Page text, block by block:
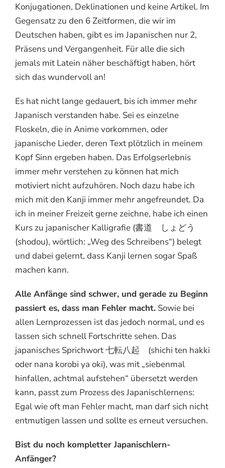
Konjugationen, Deklinationen und keine Artikel. Im
Gegensatz zu den 6 Zeitformen, die wir im
Deutschen haben, gibt es im Japanischen nur 2,
Präsens und Vergangenheit. Für alle die sich
jemals mit Latein näher beschäftigt haben, hört
sich das wundervoll an!
Es hat nicht lange gedauert, bis ich immer mehr
Japanisch verstanden habe. Sei es einzelne
Floskeln, die in Anime vorkommen, oder
japanische Lieder, deren Text plötzlich in meinem
Kopf Sinn ergeben haben. Das Erfolgserlebnis
immer mehr verstehen zu können hat mich
motiviert nicht aufzuhören. Noch dazu habe ich
mich mit den Kanji immer mehr angefreundet. Da
ich in meiner Freizeit gerne zeichne, habe ich einen
Kurs zu japanischer Kalligrafie (書道 しょどう
(shodou), wörtlich: „Weg des Schreibens“) belegt
und dabei gelernt, dass Kanji lernen sogar Spaß
machen kann.
Alle Anfänge sind schwer, und gerade zu Beginn
passiert es, dass man Fehler macht. Sowie bei
allen Lernprozessen ist das jedoch normal, und es
lassen sich schnell Fortschritte sehen. Das
japanisches Sprichwort 七転八起 (shichi ten hakki
oder nana korobi ya oki), was mit „siebenmal
hinfallen, achtmal aufstehen“ übersetzt werden
kann, passt zum Prozess des Japanischlernens:
Egal wie oft man Fehler macht, man darf sich nicht
entmutigen lassen und sollte es erneut versuchen.
Bist du noch kompletter Japanischlern-
Anfänger?